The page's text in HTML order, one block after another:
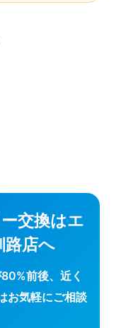
交換はエ
路店へ
前後、近く
お気軽にご相談